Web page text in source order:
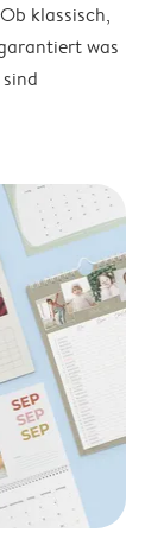
klassisch,
was